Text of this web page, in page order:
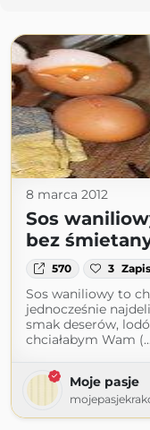
8 marca 2012
Sos
bez
570 3
Sos waniliowy to
jednocześnie
smak deserów,
chciałabym Wam
Moje pasje